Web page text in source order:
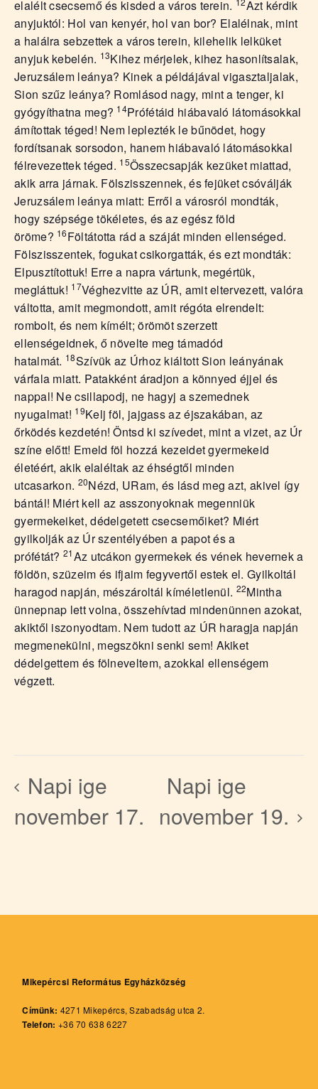
elalélt csecsemő és kisded a város terein.
Azt kérdik
anyjuktól: Hol van kenyér, hol van bor? Elalélnak, mint
a halálra sebzettek a város terein, kilehelik lelküket
anyjuk kebelén. 13Kihez mérjelek, kihez hasonlítsalak,
Jeruzsálem leánya? Kinek a példájával vigasztaljalak,
Sion szűz leánya? Romlásod nagy, mint a tenger, ki
gyógyíthatna meg? 14Prófétáid hiábavaló látomásokkal
ámítottak téged! Nem leplezték le bűnödet, hogy
fordítsanak sorsodon, hanem hiábavaló látomásokkal
félrevezettek téged. 15Összecsapják kezüket miattad,
akik arra járnak. Fölszisszennek, és fejüket csóválják
Jeruzsálem leánya miatt: Erről a városról mondták,
hogy szépsége tökéletes, és az egész föld
öröme? 16Föltátotta rád a száját minden ellenséged.
Fölszisszentek, fogukat csikorgatták, és ezt mondták:
Elpusztítottuk! Erre a napra vártunk, megértük,
megláttuk! 17Véghezvitte az ÚR, amit eltervezett, valóra
váltotta, amit megmondott, amit régóta elrendelt:
rombolt, és nem kímélt; örömöt szerzett
ellenségeidnek, ő növelte meg támadód
hatalmát. 18Szívük az Úrhoz kiáltott Sion leányának
várfala miatt. Patakként áradjon a könnyed éjjel és
nappal! Ne csillapodj, ne hagyj a szemednek
nyugalmat! 19Kelj föl, jajgass az éjszakában, az
őrködés kezdetén! Öntsd ki szívedet, mint a vizet, az Úr
színe előtt! Emeld föl hozzá kezeidet gyermekeid
életéért, akik elaléltak az éhségtől minden
utcasarkon. 20Nézd, URam, és lásd meg azt, akivel így
bántál! Miért kell az asszonyoknak megenniük
gyermekeiket, dédelgetett csecsemőiket? Miért
gyilkolják az Úr szentélyében a papot és a
prófétát? 21Az utcákon gyermekek és vének hevernek a
földön, szüzeim és ifjaim fegyvertől estek el. Gyilkoltál
haragod napján, mészároltál kíméletlenül. 22Mintha
ünnepnap lett volna, összehívtad mindenünnen azokat,
akiktől iszonyodtam. Nem tudott az ÚR haragja napján
megmenekülni, megszökni senki sem! Akiket
dédelgettem és fölneveltem, azokkal ellenségem
végzett.
Napi ige
november 17.
Napi ige
november 19.
Mikepércsi Református Egyházközség
Címünk: 4271 Mikepércs, Szabadság utca 2.
Telefon: +36 70 638 6227